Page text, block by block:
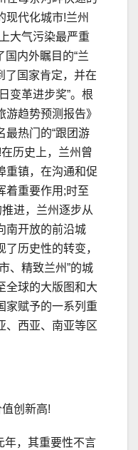
现代化城市!兰州
大气污染最严重
国内外瞩目的“兰
了国家肯定，并在
变革进步奖”。根
趋势预测报告》
最热门的“跟团游
历史上，兰州曾
重镇，在沟通和促
着重要作用;时至
进，兰州逐步从
南开放的前沿城
历史性的转变，
、精致兰州”的城
全球的大版图和大
家赋予的一系列重
、西亚、南亚等区
创新高!
年，其重要性不言